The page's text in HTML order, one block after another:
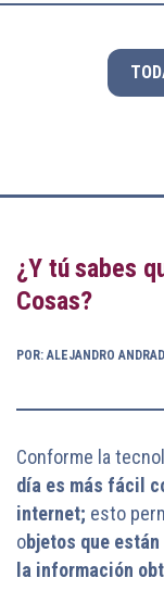
¿Y tú sabes
Cosas?
POR: ALEJANDRO
Conforme la
día es más fácil
internet; esto
objetos que
la información